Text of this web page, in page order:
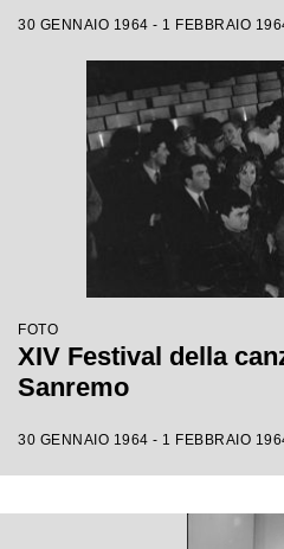
30 GENNAIO 1964 - 1 FEBBRAIO
FOTO
XIV Festival della
Sanremo
30 GENNAIO 1964 - 1 FEBBRAIO